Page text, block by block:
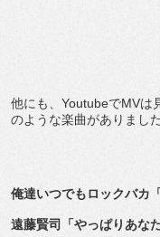
他にも、YoutubeでMVは
のような楽曲がありました
俺達いつでもロックバカ
遠藤賢司「やっぱりあな